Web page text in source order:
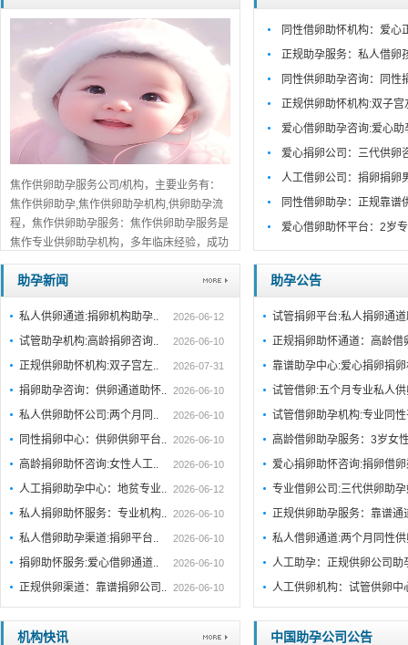
焦作供卵助孕服务公司/机构，主要业务有：
焦作供卵助孕,焦作供卵助孕机构,供卵助孕流
程，焦作供卵助孕服务：焦作供卵助孕服务是
焦作专业供卵助孕机构，多年临床经验，成功
案例丰富。一对一咨询，助孕流程公开透明，
值得信赖。...
同性借卵助怀机构：爱心
正规助孕服务：私人借卵
同性供卵助孕咨询：同性
正规供卵助怀机构:双子
爱心借卵助孕咨询:爱心
爱心捐卵公司：三代供卵
人工借卵公司：捐卵捐卵
同性借卵助孕：正规靠谱
爱心借卵助怀平台：2岁
助孕新闻
私人供卵通道:捐卵机构助孕.. 2026-06-12
试管助孕机构:高龄捐卵咨询.. 2026-06-10
正规供卵助怀机构:双子宫左.. 2026-07-31
捐卵助孕咨询：供卵通道助怀.. 2026-06-10
私人供卵助怀公司:两个月同.. 2026-06-10
同性捐卵中心：供卵供卵平台.. 2026-06-10
高龄捐卵助怀咨询:女性人工.. 2026-06-10
人工捐卵助孕中心：地贫专业.. 2026-06-12
私人捐卵助怀服务：专业机构.. 2026-06-10
私人借卵助孕渠道:捐卵平台.. 2026-06-10
捐卵助怀服务:爱心借卵通道.. 2026-06-10
正规供卵渠道：靠谱捐卵公司.. 2026-06-10
助孕公告
试管捐卵平台:私人捐卵通
正规捐卵助怀通道：高龄
靠谱助孕中心:爱心捐卵捐
试管借卵:五个月专业私人
试管借卵助孕机构:专业同
高龄借卵助孕服务：3岁女
爱心捐卵助怀咨询:捐卵借
专业借卵公司:三代供卵助
正规供卵助孕服务：靠谱
私人借卵通道:两个月同性
人工助孕：正规供卵公司助
人工供卵机构：试管供卵
机构快讯 中国助孕公司公告